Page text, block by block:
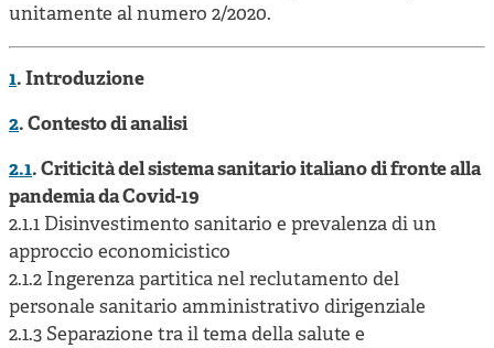
unitamente al numero 2/2020.
1. Introduzione
2. Contesto di analisi
2.1. Criticità del sistema sanitario italiano di fronte alla
pandemia da Covid-19
2.1.1 Disinvestimento sanitario e prevalenza di un
approccio economicistico
2.1.2 Ingerenza partitica nel reclutamento del
personale sanitario amministrativo dirigenziale
2.1.3 Separazione tra il tema della salute e